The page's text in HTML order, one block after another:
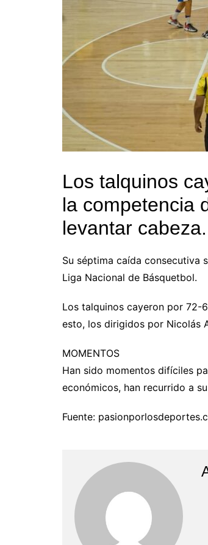
Los talquinos
la competencia
levantar cabeza.
Su séptima caída consecutiva
Liga Nacional de Básquetbol.
Los talquinos cayeron por 72-
esto, los dirigidos por Nicolás
MOMENTOS
Han sido momentos difíciles
económicos, han recurrido a
Fuente: